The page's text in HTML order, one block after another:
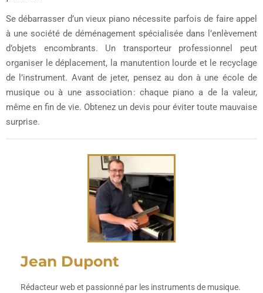
Se débarrasser d’un vieux piano nécessite parfois de faire appel
à une société de déménagement spécialisée dans l’enlèvement
d’objets encombrants. Un transporteur professionnel peut
organiser le déplacement, la manutention lourde et le recyclage
de l’instrument. Avant de jeter, pensez au don à une école de
musique ou à une association : chaque piano a de la valeur,
même en fin de vie. Obtenez un devis pour éviter toute mauvaise
surprise.
Jean Dupont
Rédacteur web et passionné par les instruments de musique.